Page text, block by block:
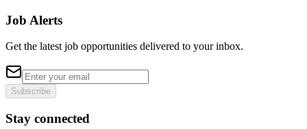
Job Alerts
Get the latest job opportunities delivered to your inbox.
Subscribe
Stay connected